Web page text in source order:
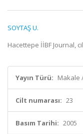
SOYTAŞ U.
Hacettepe İİBF Journal,
Yayın Türü: Makale
Cilt numarası: 23
Basım Tarihi: 2005